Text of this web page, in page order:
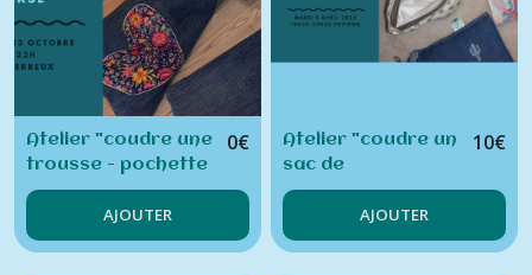
Atelier "coudre une
trousse - pochette
en anciens jean's"
0€
AJOUTER
Atelier "coudre un
sac de
congélation"
10€
AJOUTER